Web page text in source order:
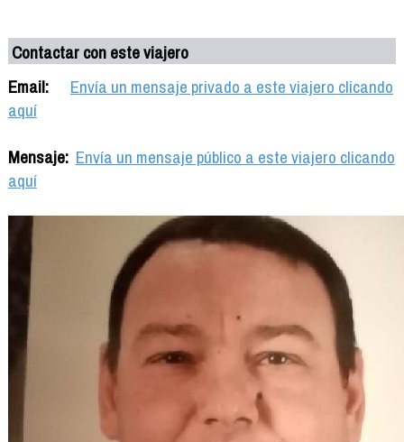
Contactar con este viajero
Email:
Envía un mensaje privado a este viajero clicando
aquí
Mensaje: Envía un mensaje público a este viajero clicando
aquí